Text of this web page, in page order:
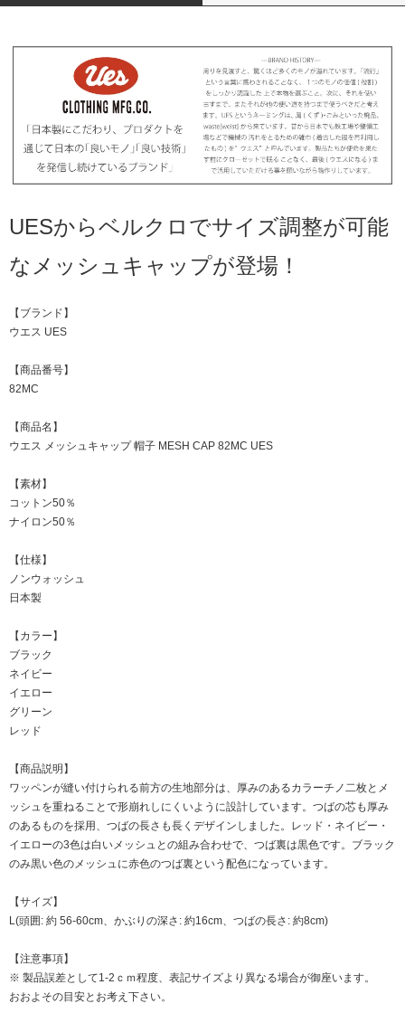
UESからベルクロでサイズ調整が可能
なメッシュキャップが登場！
【ブランド】
ウエス UES
【商品番号】
82MC
【商品名】
ウエス メッシュキャップ 帽子 MESH CAP 82MC UES
【素材】
コットン50％
ナイロン50％
【仕様】
ノンウォッシュ
日本製
【カラー】
ブラック
ネイビー
イエロー
グリーン
レッド
【商品説明】
ワッペンが縫い付けられる前方の生地部分は、厚みのあるカラーチノ二枚とメ
ッシュを重ねることで形崩れしにくいように設計しています。つばの芯も厚み
のあるものを採用、つばの長さも長くデザインしました。レッド・ネイビー・
イエローの3色は白いメッシュとの組み合わせで、つば裏は黒色です。ブラック
のみ黒い色のメッシュに赤色のつば裏という配色になっています。
【サイズ】
L(頭囲: 約 56-60cm、かぶりの深さ: 約16cm、つばの長さ: 約8cm)
【注意事項】
※ 製品誤差として1-2ｃｍ程度、表記サイズより異なる場合が御座います。
おおよその目安とお考え下さい。